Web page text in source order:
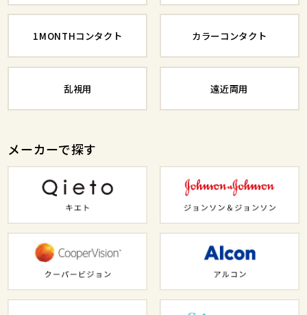
1MONTHコンタクト カラーコンタクト
乱視用 遠近両用
メーカーで探す